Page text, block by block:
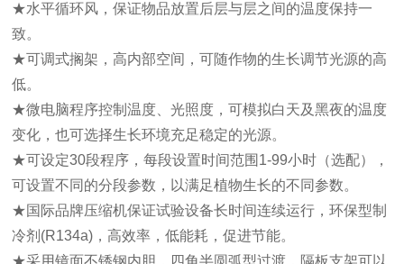
★水平循环风，保证物品放置后层与层之间的温度保持一
致。
★可调式搁架，高内部空间，可随作物的生长调节光源的高
低。
★微电脑程序控制温度、光照度，可模拟白天及黑夜的温度
变化，也可选择生长环境充足稳定的光源。
★可设定30段程序，每段设置时间范围1-99小时（选配），
可设置不同的分段参数，以满足植物生长的不同参数。
★国际品牌压缩机保证试验设备长时间连续运行，环保型制
冷剂(R134a)，高效率，低能耗，促进节能。